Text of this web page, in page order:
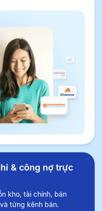
& công nợ trực
kho, tài chính, bán
từng kênh bán.